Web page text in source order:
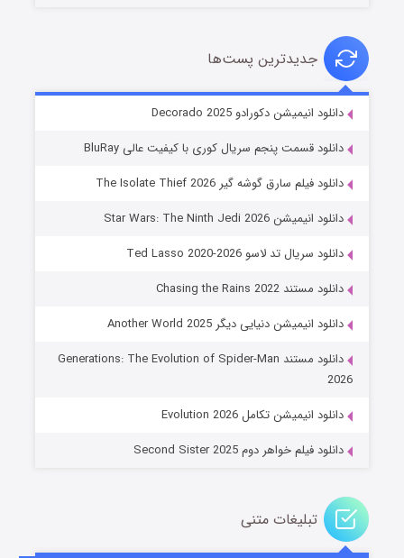
خاندان اژدها فصل ۳
جادوگری در مغولستان
قسمت۱۴ (زیرنویس) منتشر شد
جدیدترین پست‌ها
دانلود انیمیشن دکورادو Decorado 2025
دانلود قسمت پنجم سریال کوری با کیفیت عالی BluRay
دانلود فیلم سارق گوشه گیر The Isolate Thief 2026
دانلود انیمیشن Star Wars: The Ninth Jedi 2026
دانلود سریال تد لاسو Ted Lasso 2020-2026
دانلود مستند Chasing the Rains 2022
دانلود انیمیشن دنیایی دیگر Another World 2025
دانلود مستند Generations: The Evolution of Spider-Man
2026
دانلود انیمیشن تکامل Evolution 2026
دانلود فیلم خواهر دوم Second Sister 2025
تبلیغات متنی